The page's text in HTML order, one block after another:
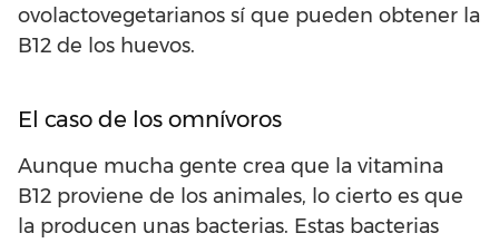
ovolactovegetarianos sí que pueden obtener la
B12 de los huevos.
El caso de los omnívoros
Aunque mucha gente crea que la vitamina
B12 proviene de los animales, lo cierto es que
la producen unas bacterias. Estas bacterias